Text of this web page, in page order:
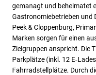
gemanagt und beheimatet
Gastronomiebetrieben und
Peek & Cloppenburg,
Marken sorgen für einen
Zielgruppen anspricht. Die
Parkplätze (inkl. 12
Fahrradstellplätze. Durch